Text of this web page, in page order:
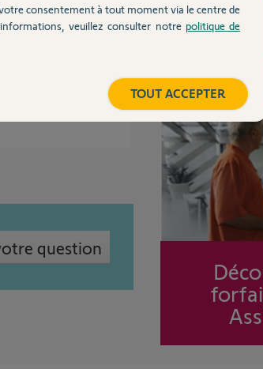
raison
question
à
consentement à tout moment via le centre de
veuillez consulter notre politique de
TOUT ACCEPTER